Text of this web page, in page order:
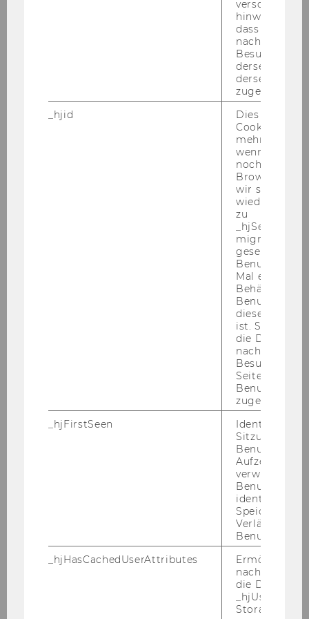
the re­se­arch agen­da of the In­sti­tu­te of In­for­
ma­ti­on Sys­tems and New Media, in­clu­ding in­
for­ma­ti­on sys­tems en­gi­nee­ring, tech­no­lo­gy en­
han­ced lear­ning and net­work ana­ly­sis.
- Doc­to­ra­te or PhD in In­for­ma­ti­on Sys­tems or a
re­la­ted field
- Ex­cel­lent re­se­arch re­cord, in­clu­ding pu­bli­ca­ti­
ons in the re­se­arch to­pics noted above
- Com­mit­ment to ex­cel­lence in tea­ching; tea­
ching ex­pe­ri­ence in Eng­lish is re­qui­red
- Abi­li­ty to en­lar­ge and de­epen the net­work of
con­tacts to the in­ter­na­tio­nal aca­de­mic com­
- Ex­pe­ri­ence working clo­se­ly with in­dus­try or in
- Ex­pe­ri­ence in the ac­qui­si­ti­on of third-​party
- Ex­pe­ri­ence in pu­blic com­mu­ni­ca­ti­ons
Non-​German spea­king ap­p­li­cants are ex­pec­ted
to ac­qui­re know­ledge of work­ab­le Ger­man.
Ap­p­li­ca­ti­ons should in­clu­de, be­si­des the usual
do­cu­ments such as CV and full pu­bli­ca­ti­on list:
1. A re­se­arch con­cept and po­ten­ti­al re­se­arch
agen­da for the out­lined re­se­arch fields
2. A tea­ching con­cept ex­plai­ning how to sup­
port and fur­ther de­ve­lop WU's research-​driven
tea­ching ac­ti­vi­ties in this area, e.g. with re­spect
to the in­te­gra­ti­on of re­spec­ti­ve tea­ching con­t­
ents into exis­ting and fu­ture pro­grams for the
Di­gi­tal Eco­no­my.
verschiedene
hinweg.Stellt
dass Daten
Besuchen auf
derselben
derselben
zugeordnet
_hjid
Dies ist ein
Cookie, das
mehr setzen,
wenn ein
noch in
Browser hat,
wir seinen
zu
migrieren.
gesetzt,
Benutzer
Mal eine
Behält die
Benutzer-ID
diese Seite
ist. Stellt
die Daten von
Besuchen
Seite
Benutzer-ID
zugeordnet
_hjFirstSeen
Identifiziert
Sitzung eines
Benutzers.
verwendet,
identifizieren.
Verlängert
_hjHasCachedUserAttributes
Ermöglicht
die Daten in
Storage auf